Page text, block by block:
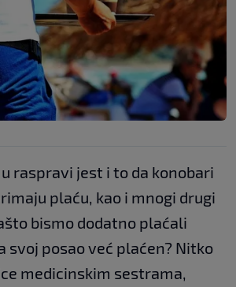
raspravi jest i to da konobari
plaću, kao i mnogi drugi
bismo dodatno plaćali
svoj posao već plaćen? Nitko
medicinskim sestrama,